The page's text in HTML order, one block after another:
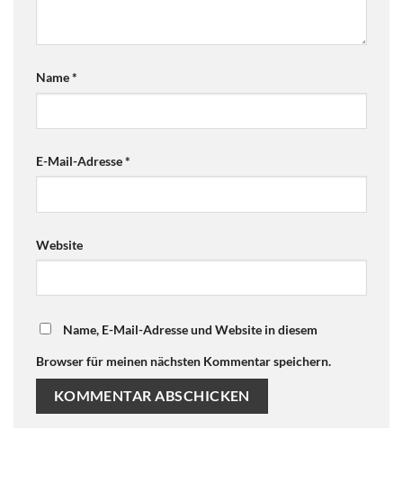
Name*
E-Mail-Adresse*
Website
Name, E-Mail-Adresse und Website in diesem
Browser für meinen nächsten Kommentar speichern.